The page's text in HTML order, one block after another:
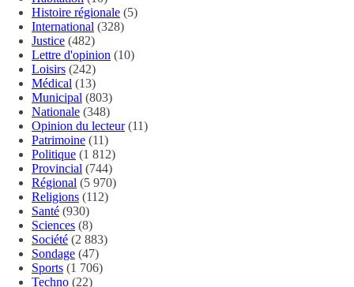
Histoire régionale (5)
International (328)
Justice (482)
Lettre d'opinion (10)
Loisirs (242)
Médical (13)
Municipal (803)
Nationale (348)
Opinion du lecteur(11)
Patrimoine (11)
Politique (1 812)
Provincial (744)
Régional (5 970)
Religions (112)
Santé (930)
Sciences (8)
Société (2 883)
Sondage (47)
Sports (1 706)
Techno (22)